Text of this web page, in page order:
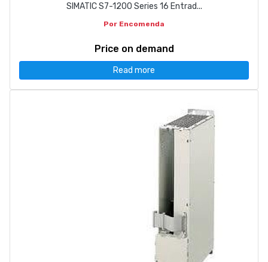
SIMATIC S7-1200 Series 16 Entrad...
Por Encomenda
Price on demand
Read more